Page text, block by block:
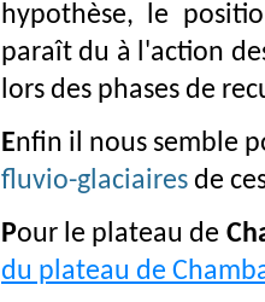
hypothèse, le
paraît du à l'action
lors des phases de
Enfin il nous semble
fluvio-glaciaires de
Pour le plateau de
du plateau de